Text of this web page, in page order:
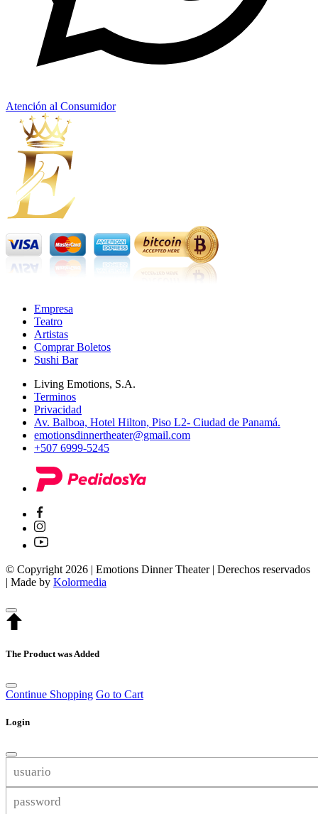
Atención al Consumidor
Empresa
Teatro
Artistas
Comprar Boletos
Sushi Bar
Living Emotions, S.A.
Terminos
Privacidad
Av. Balboa, Hotel Hilton, Piso L2- Ciudad de Panamá.
emotionsdinnertheater@gmail.com
+507 6999-5245
© Copyright 2026 | Emotions Dinner Theater | Derechos reservados
| Made by Kolormedia
The Product was Added
Continue Shopping Go to Cart
Login